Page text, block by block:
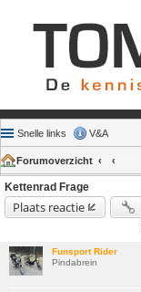
Snelle links V&A
Forumoverzicht
Kettenrad Frage
Plaats reactie
Funsport Rider
Pindabrein